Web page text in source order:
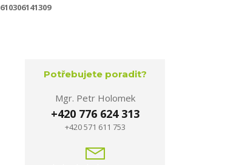
610306141309
Potřebujete poradit?
Mgr. Petr Holomek
+420 776 624 313
+420 571 611 753